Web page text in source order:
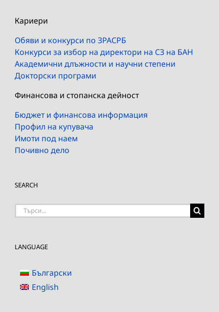
Кариери
Обяви и конкурси по ЗРАСРБ
Конкурси за избор на директори на СЗ на БАН
Академични длъжности и научни степени
Докторски програми
Финансова и стопанска дейност
Бюджет и финансова информация
Профил на купувача
Имоти под наем
Почивно дело
SEARCH
Търсене
LANGUAGE
Български
English